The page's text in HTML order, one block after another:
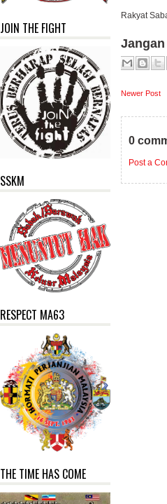
JOIN THE FIGHT
SSKM
RESPECT MA63
THE TIME HAS COME
Rakyat
Newer Post
0
Post a